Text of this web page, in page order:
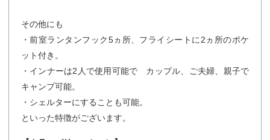
その他にも
・前室ランタンフック5ヵ所、フライシートに2ヵ所のポケ
ット付き。
・インナーは2人で使用可能で カップル、ご夫婦、親子で
キャンプ可能。
・シェルターにすることも可能。
といった特徴がございます。